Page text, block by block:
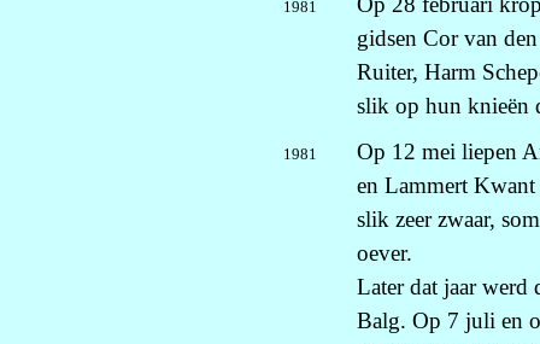
1981
gidsen Cor van
Ruiter, Harm
slik op hun knieën
1981
Op 12 mei liepen
en Lammert
slik zeer zwaar,
oever.
Later dat jaar werd
Balg. Op 7 juli en